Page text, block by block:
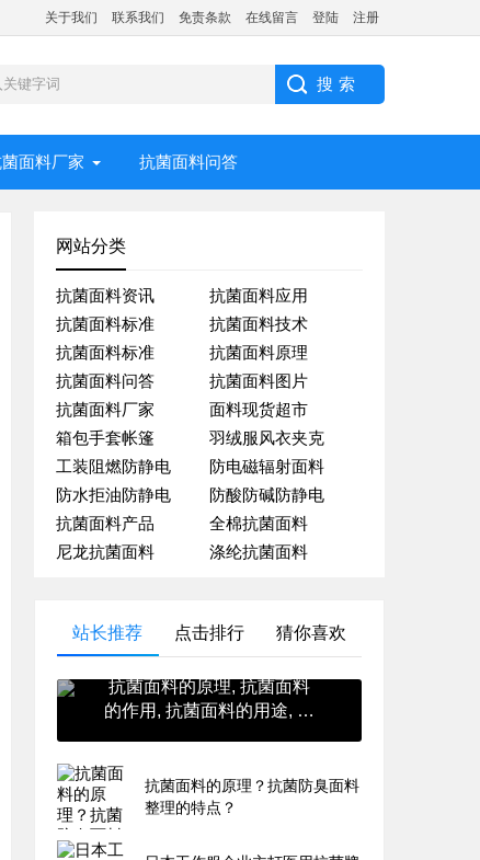
关于我们 联系我们 免责条款 在线留言 登陆 注册
面料厂家 抗菌面料问答
网站分类
抗菌面料资讯
抗菌面料应用
抗菌面料标准
抗菌面料技术
抗菌面料标准
抗菌面料原理
抗菌面料问答
抗菌面料图片
抗菌面料厂家
面料现货超市
箱包手套帐篷
羽绒服风衣夹克
工装阻燃防静电
防电磁辐射面料
防水拒油防静电
防酸防碱防静电
抗菌面料产品
全棉抗菌面料
尼龙抗菌面料
涤纶抗菌面料
站长推荐 点击排行 猜你喜欢
抗菌面料的原理, 抗菌面料
的作用, 抗菌面料的用途, 抗
抗菌面料的原理？抗菌防臭面料
整理的特点？